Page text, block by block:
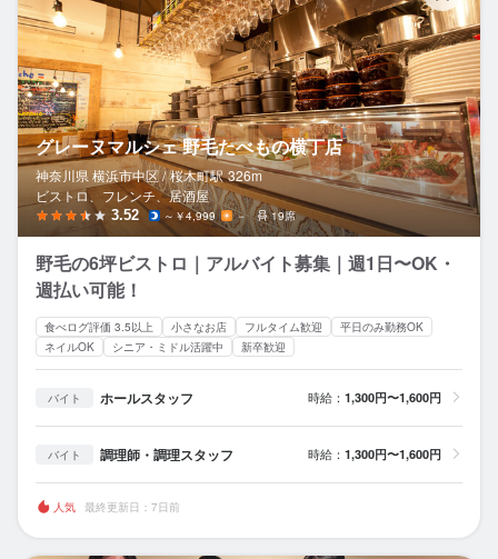
グレーヌマルシェ 野毛たべもの横丁店
神奈川県 横浜市中区 / 桜木町駅 326m
ビストロ、フレンチ、居酒屋
3.52 ～￥4,999 － 19席
野毛の6坪ビストロ｜アルバイト募集｜週1日〜OK・
週払い可能！
食べログ評価 3.5以上 小さなお店 フルタイム歓迎
平日のみ勤務OK
ネイルOK
シニア・ミドル活躍中 新卒歓迎
バイト ホールスタッフ 時給： 1,300円〜1,600円
バイト 調理師・調理スタッフ 時給： 1,300円〜1,600円
人気 最終更新日：7日前